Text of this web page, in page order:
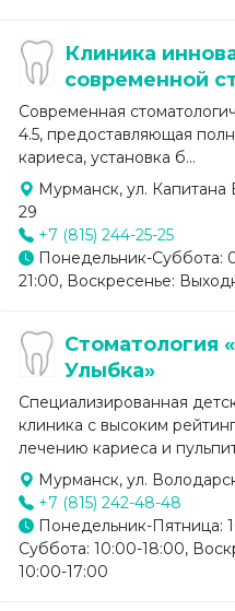
Клиника
современной
Современная
4.5, предоставляющая
кариеса, установка б...
Мурманск, ул. Капитана
29
+7 (815) 244-25-25
Понедельник-Суббота:
21:00, Воскресенье:
Стоматология
Улыбка»
Специализированная
клиника с высоким
лечению кариеса и
Мурманск, ул.
+7 (815) 242-48-48
Понедельник-Пятница:
Суббота: 10:00-18:00,
10:00-17:00